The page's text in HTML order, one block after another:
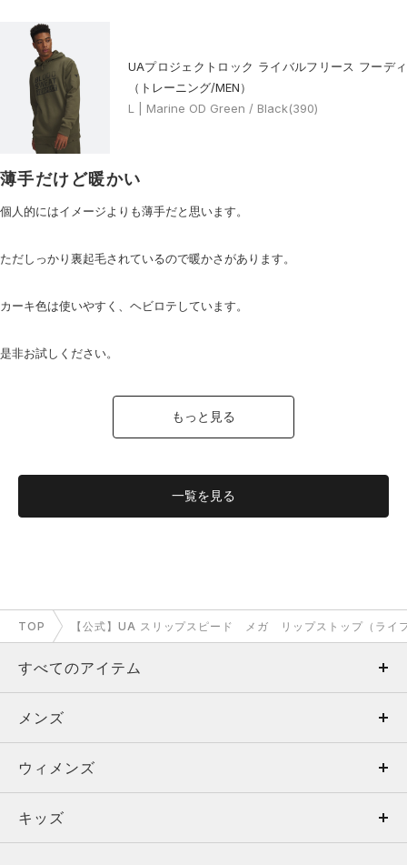
UAプロジェクトロック ライバルフリース フーディ
（トレーニング/MEN）
L | Marine OD Green / Black(390)
薄手だけど暖かい
個人的にはイメージよりも薄手だと思います。
ただしっかり裏起毛されているので暖かさがあります。
カーキ色は使いやすく、ヘビロテしています。
是非お試しください。
もっと見る
一覧を 見る
TOP 【公式】UA スリップスピード メガ リップストップ（ライ
すべてのアイテム
メンズ
ウィメンズ
キッズ
メンズ
トップス
ボトムス
ウィメンズ
トップス
キッズ